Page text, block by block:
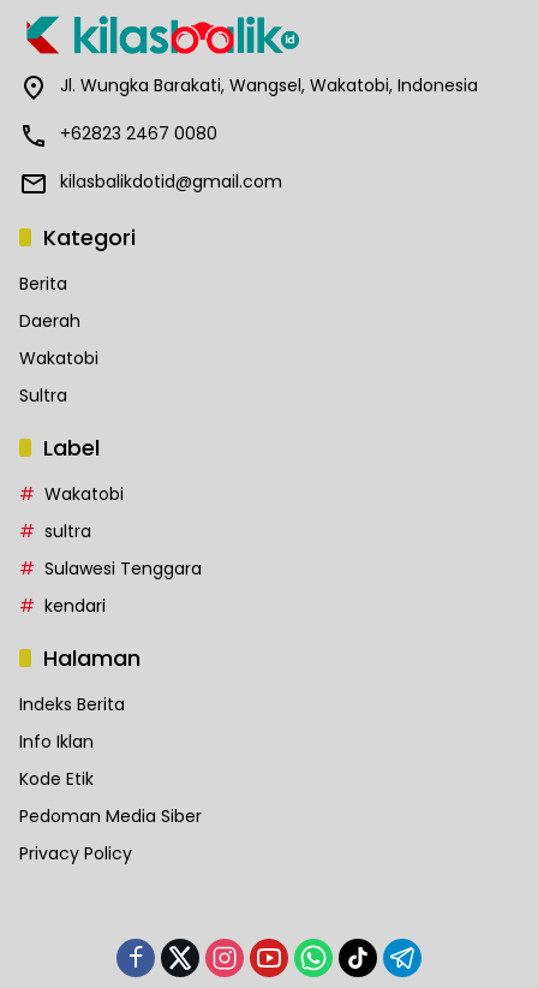
Jl. Wungka Barakati, Wangsel, Wakatobi, Indonesia
+62823 2467 0080
kilasbalikdotid@gmail.com
Kategori
Berita
Daerah
Wakatobi
Sultra
Label
Wakatobi
sultra
Sulawesi Tenggara
kendari
Halaman
Indeks Berita
Info Iklan
Kode Etik
Pedoman Media Siber
Privacy Policy